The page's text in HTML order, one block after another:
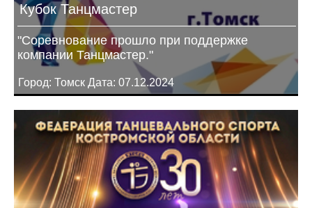
Кубок Танцмастер
"Соревнование прошло при поддержке
компании Танцмастер."
Город: Томск Дата: 07.12.2024